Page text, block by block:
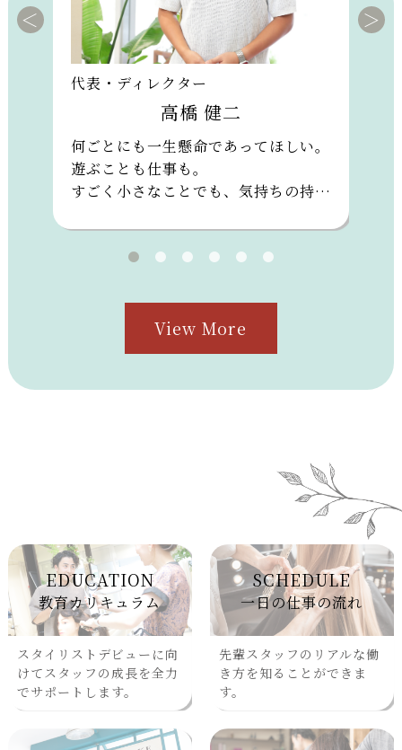
代表・ディレクター
高橋 健二
何ごとにも一生懸命であってほしい。
遊ぶことも仕事も。
すごく小さなことでも、気持ちの持ち
さらに自分を高められる。そして人に
伝わる。
あっての店。
人との繋がりを大切に、
View More
EDUCATION
教育カリキュラム
スタイリストデビューに向
けてスタッフの成長を全力
でサポートします。
SCHEDULE
一日の仕事の流れ
先輩スタッフのリアルな働
き方を知ることができま
す。